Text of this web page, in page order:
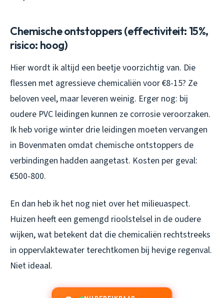
Chemische ontstoppers (effectiviteit: 15%,
risico: hoog)
Hier wordt ik altijd een beetje voorzichtig van. Die
flessen met agressieve chemicaliën voor €8-15? Ze
beloven veel, maar leveren weinig. Erger nog: bij
oudere PVC leidingen kunnen ze corrosie veroorzaken.
Ik heb vorige winter drie leidingen moeten vervangen
in Bovenmaten omdat chemische ontstoppers de
verbindingen hadden aangetast. Kosten per geval:
€500-800.
En dan heb ik het nog niet over het milieuaspect.
Huizen heeft een gemengd rioolstelsel in de oudere
wijken, wat betekent dat die chemicaliën rechtstreeks
in oppervlaktewater terechtkomen bij hevige regenval.
Niet ideaal.